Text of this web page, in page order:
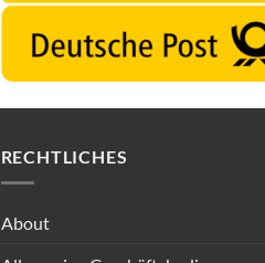
RECHTLICHES
About